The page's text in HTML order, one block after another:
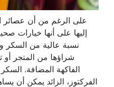
على الرغم من أن عصائر
إليها على أنها خيارات
نسبة عالية من السكر
شراؤها من المتجر
الفاكهة المضافة.
الفركتوز، الزائد يمكن أن